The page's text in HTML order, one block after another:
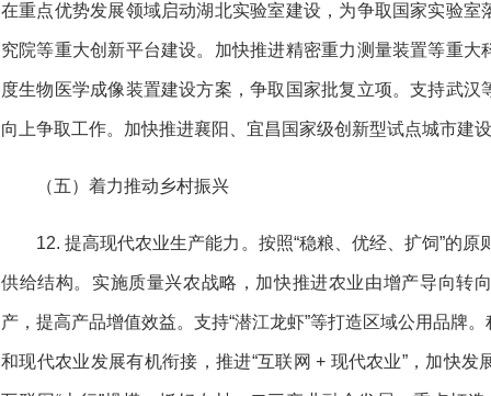
在重点优势发展领域启动湖北实验室建设，为争取国家实验
究院等重大创新平台建设。加快推进精密重力测量装置等重
度生物医学成像装置建设方案，争取国家批复立项。支持武
向上争取工作。加快推进襄阳、宜昌国家级创新型试点城市建
（五）着力推动乡村振兴
12. 提高现代农业生产能力。按照“稳粮、优经、扩饲”的
供给结构。实施质量兴农战略，加快推进农业由增产导向转
产，提高产品增值效益。支持“潜江龙虾”等打造区域公用品牌
和现代农业发展有机衔接，推进“互联网 + 现代农业”，加快